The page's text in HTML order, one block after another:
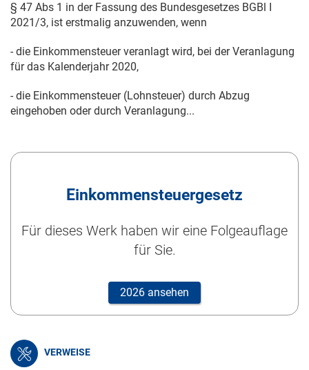
§ 47 Abs 1 in der Fassung des Bundesgesetzes BGBl I
2021/3, ist erstmalig anzuwenden, wenn
- die Einkommensteuer veranlagt wird, bei der Veranlagung
für das Kalenderjahr 2020,
- die Einkommensteuer (Lohnsteuer) durch Abzug
eingehoben oder durch Veranlagung...
Einkommensteuergesetz
Für dieses Werk haben wir eine Folgeauflage
für Sie.
2026 ansehen
VERWEISE